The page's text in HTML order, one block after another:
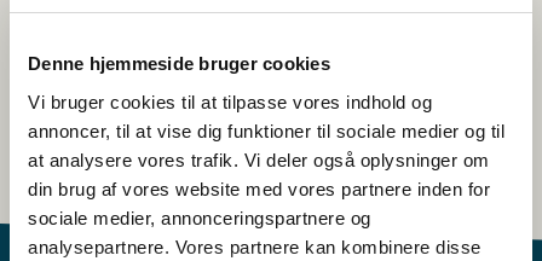
Denne hjemmeside bruger cookies
Vi bruger cookies til at tilpasse vores indhold og
annoncer, til at vise dig funktioner til sociale medier og til
at analysere vores trafik. Vi deler også oplysninger om
din brug af vores website med vores partnere inden for
sociale medier, annonceringspartnere og
analysepartnere. Vores partnere kan kombinere disse